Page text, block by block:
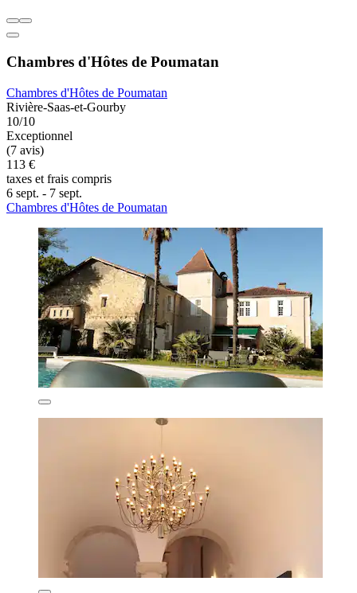
Chambres d'Hôtes de Poumatan
Chambres d'Hôtes de Poumatan
Rivière-Saas-et-Gourby
10/10
Exceptionnel
(7 avis)
113 €
taxes et frais compris
6 sept. - 7 sept.
Chambres d'Hôtes de Poumatan